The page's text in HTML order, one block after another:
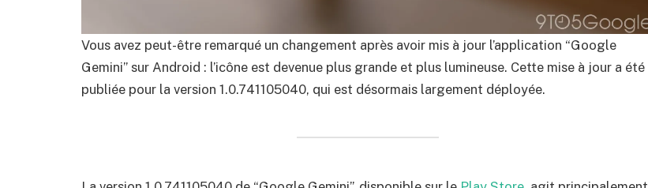
Vous avez peut-être remarqué un changement après avoir mis à jour l’application “Google
Gemini” sur Android : l’icône est devenue plus grande et plus lumineuse. Cette mise à jour a été
publiée pour la version 1.0.741105040, qui est désormais largement déployée.